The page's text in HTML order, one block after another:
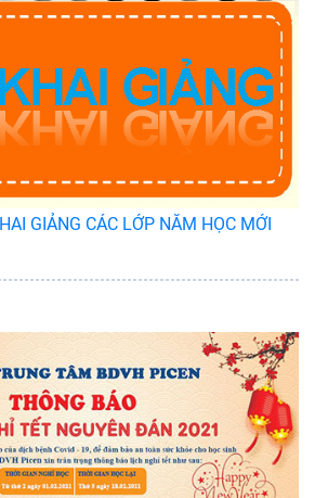
GIẢNG CÁC LỚP NĂM HỌC MỚI